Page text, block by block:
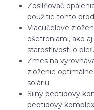
Zosilňovač
použitie tohto
Viacúčelové
ošetreniami, ako
starostlivosti o pleť.
Zmes na
zloženie
soláriu
Silný peptidový
peptidový